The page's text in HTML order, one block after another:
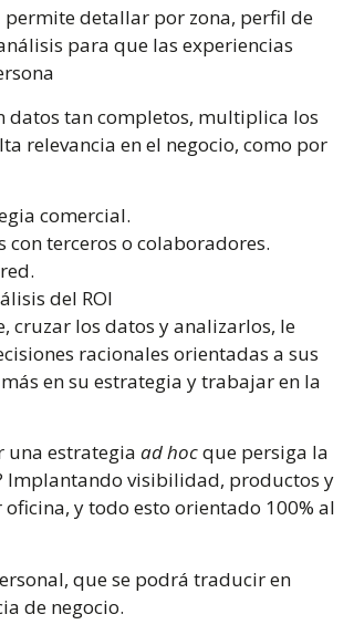
detallar por zona, perfil de
para que las experiencias
datos tan completos, multiplica los
relevancia en el negocio, como por
comercial.
terceros o colaboradores.
del ROI
cruzar los datos y analizarlos, le
racionales orientadas a sus
en su estrategia y trabajar en la
una estrategia ad hocque persiga la
Implantando visibilidad, productos y
y todo esto orientado 100% al
que se podrá traducir en
de negocio.